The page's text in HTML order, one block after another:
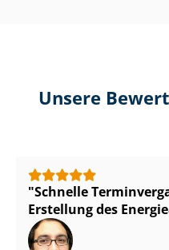
Unsere
Schnelle
Erstellung des